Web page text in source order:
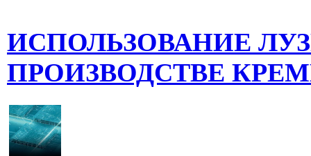
ИСПОЛЬЗОВАНИЕ
ПРОИЗВОДСТВЕ